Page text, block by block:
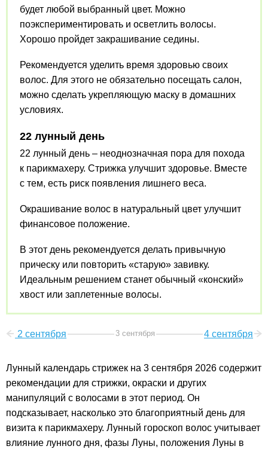
будет любой выбранный цвет. Можно
поэкспериментировать и осветлить волосы.
Хорошо пройдет закрашивание седины.
Рекомендуется уделить время здоровью своих
волос. Для этого не обязательно посещать салон,
можно сделать укрепляющую маску в домашних
условиях.
22 лунный день
22 лунный день – неоднозначная пора для похода
к парикмахеру. Стрижка улучшит здоровье. Вместе
с тем, есть риск появления лишнего веса.
Окрашивание волос в натуральный цвет улучшит
финансовое положение.
В этот день рекомендуется делать привычную
прическу или повторить «старую» завивку.
Идеальным решением станет обычный «конский»
хвост или заплетенные волосы.
2 сентября 3 сентября 4 сентября
Лунный календарь стрижек на 3 сентября 2026 содержит
рекомендации для стрижки, окраски и других
манипуляций с волосами в этот период. Он
подсказывает, насколько это благоприятный день для
визита к парикмахеру. Лунный гороскоп волос учитывает
влияние лунного дня, фазы Луны, положения Луны в